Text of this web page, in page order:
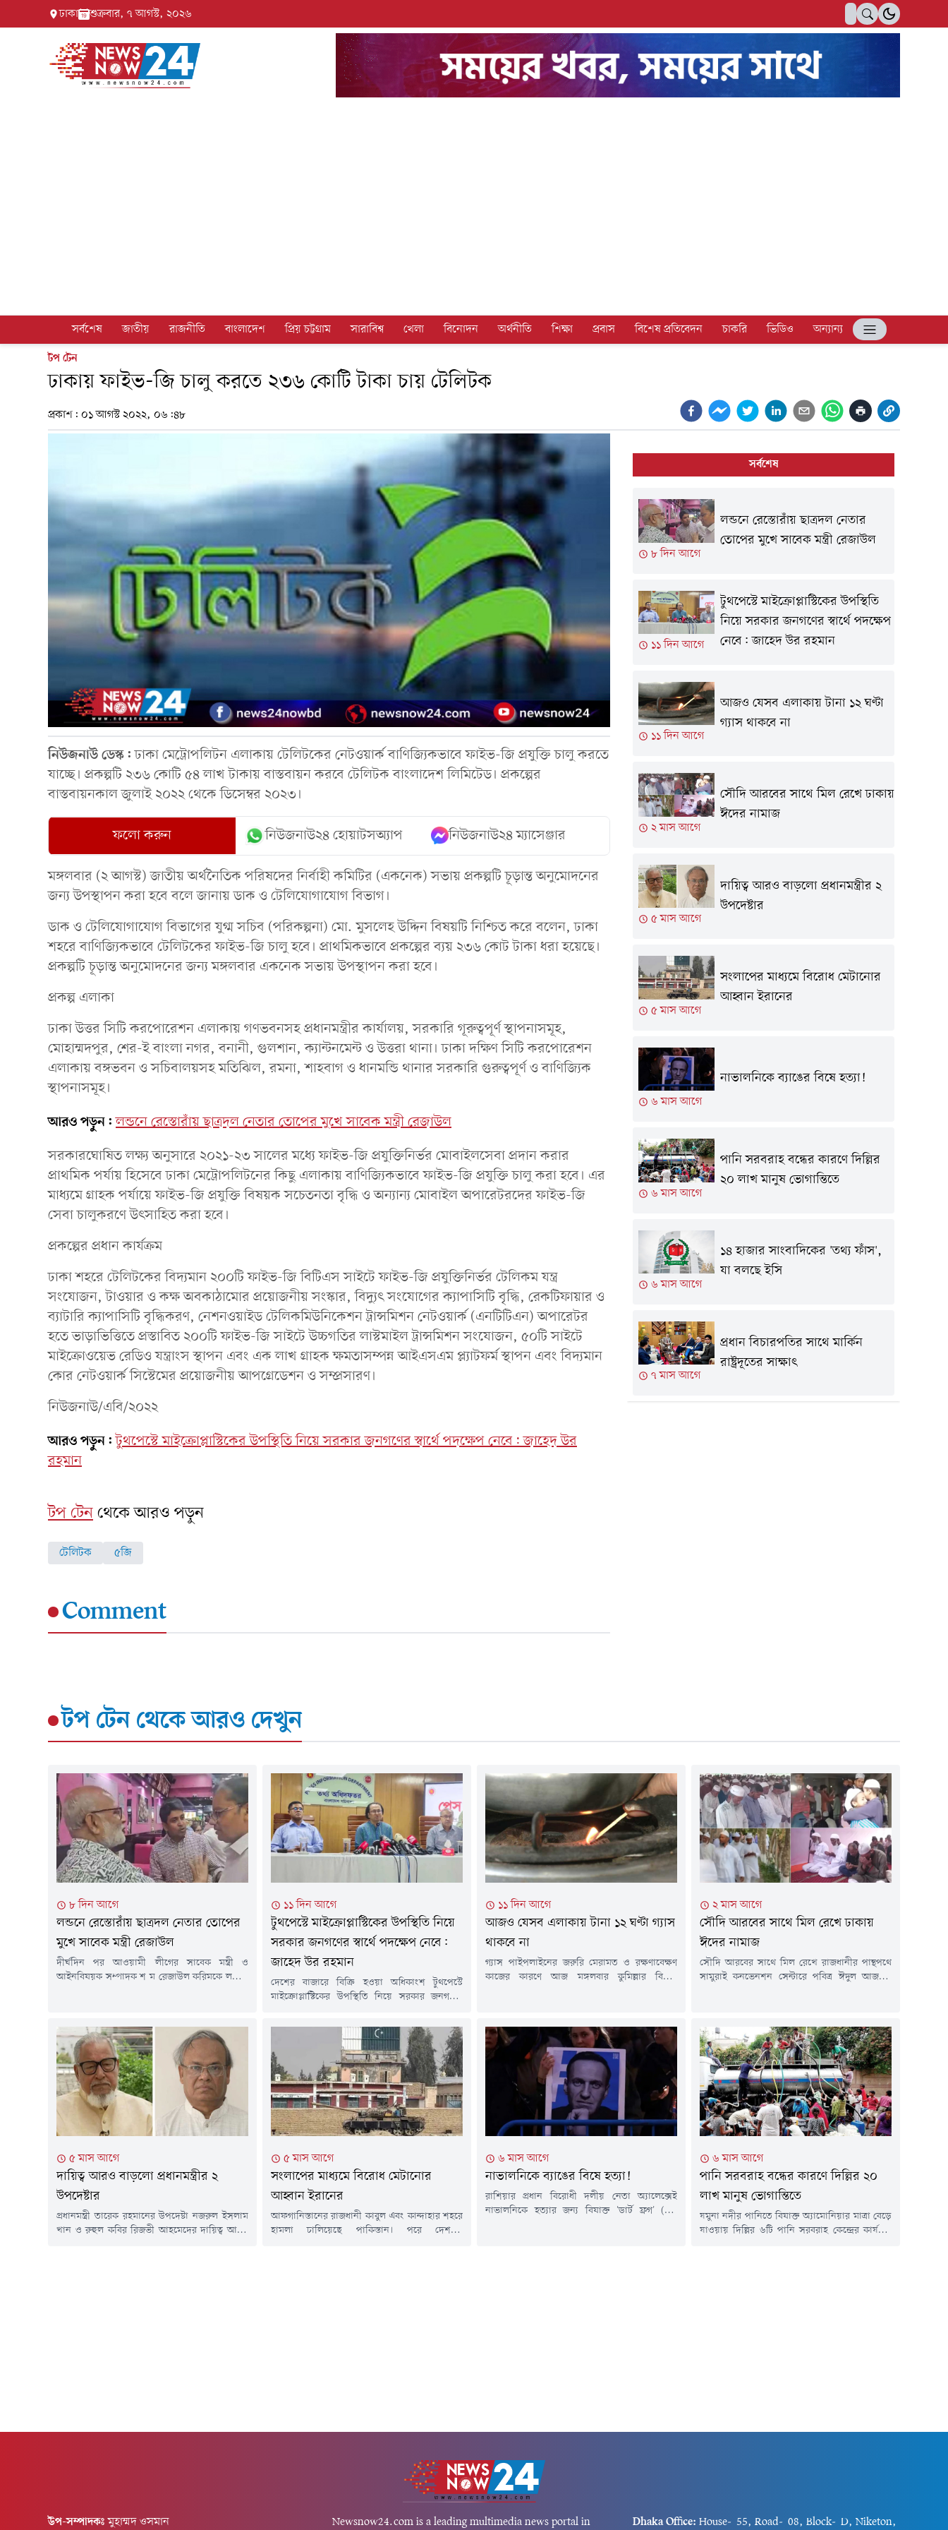
ঢাকা শুক্রবার, ৭ আগস্ট, ২০২৬
সর্বশেষ জাতীয় রাজনীতি বাংলাদেশ প্রিয় চট্টগ্রাম সারাবিশ্ব খেলা বিনোদন অর্থনীতি শিক্ষা প্রবাস বিশেষ প্রতিবেদন চাকরি ভিডিও
অন্যান্য
টপ টেন
ঢাকায় ফাইভ-জি চালু করতে ২৩৬ কোটি টাকা চায় টেলিটক
প্রকাশ: ০১ আগস্ট ২০২২, ০৬:৪৮
নিউজনাউ ডেস্ক:ঢাকা মেট্রোপলিটন এলাকায় টেলিটকের নেটওয়ার্ক বাণিজ্যিকভাবে ফাইভ-জি প্রযুক্তি চালু করতে
যাচ্ছে। প্রকল্পটি ২৩৬ কোটি ৫৪ লাখ টাকায় বাস্তবায়ন করবে টেলিটক বাংলাদেশ লিমিটেড। প্রকল্পের
বাস্তবায়নকাল জুলাই ২০২২ থেকে ডিসেম্বর ২০২৩।
ফলো করুন নিউজনাউ২৪ হোয়াটসঅ্যাপ নিউজনাউ২৪ ম্যাসেঞ্জার
মঙ্গলবার (২ আগস্ট) জাতীয় অর্থনৈতিক পরিষদের নির্বাহী কমিটির (একনেক) সভায় প্রকল্পটি চূড়ান্ত অনুমোদনের
জন্য উপস্থাপন করা হবে বলে জানায় ডাক ও টেলিযোগাযোগ বিভাগ।
ডাক ও টেলিযোগাযোগ বিভাগের যুগ্ম সচিব (পরিকল্পনা) মো. মুসলেহ উদ্দিন বিষয়টি নিশ্চিত করে বলেন, ঢাকা
শহরে বাণিজ্যিকভাবে টেলিটকের ফাইভ-জি চালু হবে। প্রাথমিকভাবে প্রকল্পের ব্যয় ২৩৬ কোট টাকা ধরা হয়েছে।
প্রকল্পটি চূড়ান্ত অনুমোদনের জন্য মঙ্গলবার একনেক সভায় উপস্থাপন করা হবে।
প্রকল্প এলাকা
ঢাকা উত্তর সিটি করপোরেশন এলাকায় গণভবনসহ প্রধানমন্ত্রীর কার্যালয়, সরকারি গূরুত্বপূর্ণ স্থাপনাসমূহ,
মোহাম্মদপুর, শের-ই বাংলা নগর, বনানী, গুলশান, ক্যান্টনমেন্ট ও উত্তরা থানা। ঢাকা দক্ষিণ সিটি করপোরেশন
এলাকায় বঙ্গভবন ও সচিবালয়সহ মতিঝিল, রমনা, শাহবাগ ও ধানমন্ডি থানার সরকারি গুরুত্বপূর্ণ ও বাণিজ্যিক
স্থাপনাসমূহ।
আরও পড়ুন: লন্ডনে রেস্তোরাঁয় ছাত্রদল নেতার তোপের মুখে সাবেক মন্ত্রী রেজাউল
সরকারঘোষিত লক্ষ্য অনুসারে ২০২১-২৩ সালের মধ্যে ফাইভ-জি প্রযুক্তিনির্ভর মোবাইলসেবা প্রদান করার
প্রাথমিক পর্যায় হিসেবে ঢাকা মেট্রোপলিটনের কিছু এলাকায় বাণিজ্যিকভাবে ফাইভ-জি প্রযুক্তি চালু করা হবে। এর
মাধ্যমে গ্রাহক পর্যায়ে ফাইভ-জি প্রযুক্তি বিষয়ক সচেতনতা বৃদ্ধি ও অন্যান্য মোবাইল অপারেটরদের ফাইভ-জি
সেবা চালুকরণে উৎসাহিত করা হবে।
প্রকল্পের প্রধান কার্যক্রম
ঢাকা শহরে টেলিটকের বিদ্যমান ২০০টি ফাইভ-জি বিটিএস সাইটে ফাইভ-জি প্রযুক্তিনির্ভর টেলিকম যন্ত্র
সংযোজন, টাওয়ার ও কক্ষ অবকাঠামোর প্রয়োজনীয় সংস্কার, বিদ্যুৎ সংযোগের ক্যাপাসিটি বৃদ্ধি, রেকটিফায়ার ও
ব্যাটারি ক্যাপাসিটি বৃদ্ধিকরণ, নেশনওয়াইড টেলিকমিউনিকেশন ট্রান্সমিশন নেটওয়ার্ক (এনটিটিএন) অপারেটর
হতে ভাড়াভিত্তিতে প্রস্তাবিত ২০০টি ফাইভ-জি সাইটে উচ্চগতির লাস্টমাইল ট্রান্সমিশন সংযোজন, ৫০টি সাইটে
মাইক্রোওয়েভ রেডিও যন্ত্রাংস স্থাপন এবং এক লাখ গ্রাহক ক্ষমতাসম্পন্ন আইএসএম প্ল্যাটফর্ম স্থাপন এবং বিদ্যমান
কোর নেটওয়ার্ক সিস্টেমের প্রয়োজনীয় আপগ্রেডেশন ও সম্প্রসারণ।
নিউজনাউ/এবি/২০২২
আরও পড়ুন: টুথপেস্টে মাইক্রোপ্লাস্টিকের উপস্থিতি নিয়ে সরকার জনগণের স্বার্থে পদক্ষেপ নেবে: জাহেদ উর
রহমান
টপ টেনথেকে আরও পড়ুন
টেলিটক ৫জি
Comment
সর্বশেষ
৮ দিন আগে
লন্ডনে রেস্তোরাঁয় ছাত্রদল নেতার
তোপের মুখে সাবেক মন্ত্রী রেজাউল
১১ দিন আগে
টুথপেস্টে মাইক্রোপ্লাস্টিকের উপস্থিতি
নিয়ে সরকার জনগণের স্বার্থে পদক্ষেপ
নেবে: জাহেদ উর রহমান
১১ দিন আগে
আজও যেসব এলাকায় টানা ১২ ঘণ্টা
গ্যাস থাকবে না
২ মাস আগে
সৌদি আরবের সাথে মিল রেখে ঢাকায়
ঈদের নামাজ
৫ মাস আগে
দায়িত্ব আরও বাড়লো প্রধানমন্ত্রীর ২
উপদেষ্টার
৫ মাস আগে
সংলাপের মাধ্যমে বিরোধ মেটানোর
আহ্বান ইরানের
৬ মাস আগে
নাভালনিকে ব্যাঙের বিষে হত্যা!
৬ মাস আগে
পানি সরবরাহ বন্ধের কারণে দিল্লির
২০ লাখ মানুষ ভোগান্তিতে
৬ মাস আগে
১৪ হাজার সাংবাদিকের 'তথ্য ফাঁস',
যা বলছে ইসি
৭ মাস আগে
প্রধান বিচারপতির সাথে মার্কিন
রাষ্ট্রদূতের সাক্ষাৎ
টপ টেনথেকে আরও দেখুন
৮ দিন আগে
লন্ডনে রেস্তোরাঁয় ছাত্রদল নেতার তোপের
মুখে সাবেক মন্ত্রী রেজাউল
দীর্ঘদিন পর আওয়ামী লীগের সাবেক মন্ত্রী ও
আইনবিষয়ক সম্পাদক শ ম রেজাউল করিমকে লন্ডনে
রেজাউল করিম। এক ছাত্রদল নেতা তাকে উদ্দেশ করে
বলতে থাকেন, ১৭ বছর ধরে...
১১ দিন আগে
টুথপেস্টে মাইক্রোপ্লাস্টিকের উপস্থিতি নিয়ে
সরকার জনগণের স্বার্থে পদক্ষেপ নেবে:
জাহেদ উর রহমান
দেশের বাজারে বিক্রি হওয়া অধিকাংশ টুথপেস্টে
মাইক্রোপ্লাস্টিকের উপস্থিতি নিয়ে সরকার জনগণের
তথ্য ও সম্প্রচার উপদেষ্টা জাহেদ উর রহমান।মঙ্গলবার
(২৮ জুলাই) সচিবালয়ে সরকারের সাম্প্রতিক
কর্মকাণ্ডের তথ্য জানাতে আয়োজিত নিয়মিত সংবাদ
সম্মেলনে এক প্রশ্নের জবাবে এ কথা জানান তিনি।
দেশের বাজারে বিক্রি হওয়া বেশিরভাগ টুথপেস্টেই
মাইক্রোপ্লাস্টিকের উপস্থিতি...
১১ দিন আগে
আজও যেসব এলাকায় টানা ১২ ঘণ্টা গ্যাস
থাকবে না
গ্যাস পাইপলাইনের জরুরি মেরামত ও রক্ষণাবেক্ষণ
কাজের কারণে আজ মঙ্গলবার কুমিল্লার বিভিন্ন
ডিস্ট্রিবিউশন কোম্পানি লিমিটেডের আওতাধীন
এলাকায় পর্যায়ক্রমে এ রক্ষণাবেক্ষণ কাজ পরিচালিত
হবে। এ কারণে ২৮ জুলাই (মঙ্গলবার)...
২ মাস আগে
সৌদি আরবের সাথে মিল রেখে ঢাকায়
ঈদের নামাজ
সৌদি আরবের সাথে মিল রেখে রাজধানীর পান্থপথে
সামুরাই কনভেনশন সেন্টারে পবিত্র ঈদুল আজহার
এতে অংশ নেন কয়েকশ মুসল্লি।সৌদি আরবের সাথে
মিল রেখে রাজধানীর পান্থপথে সামুরাই কনভেনশন
সেন্টারে পবিত্র ঈদুল আজহার নামাজ অনুষ্ঠিত...
৫ মাস আগে
দায়িত্ব আরও বাড়লো প্রধানমন্ত্রীর ২
উপদেষ্টার
প্রধানমন্ত্রী তারেক রহমানের উপদেষ্টা নজরুল ইসলাম
খান ও রুহুল কবির রিজভী আহমেদের দায়িত্ব আরও
৫ মাস আগে
সংলাপের মাধ্যমে বিরোধ মেটানোর
আহ্বান ইরানের
আফগানিস্তানের রাজধানী কাবুল এবং কান্দাহার শহরে
হামলা চালিয়েছে পাকিস্তান। পরে দেশটির
৬ মাস আগে
নাভালনিকে ব্যাঙের বিষে হত্যা!
রাশিয়ার প্রধান বিরোধী দলীয় নেতা অ্যালেক্সেই
নাভালনিকে হত্যার জন্য বিষাক্ত 'ডার্ট ফ্রগ' (এক
৬ মাস আগে
পানি সরবরাহ বন্ধের কারণে দিল্লির ২০
লাখ মানুষ ভোগান্তিতে
যমুনা নদীর পানিতে বিষাক্ত অ্যামোনিয়ার মাত্রা বেড়ে
যাওয়ায় দিল্লির ৬টি পানি সরবরাহ কেন্দ্রের কার্যক্রম
উপ-সম্পাদকঃমুহাম্মদ ওসমান Newsnow24.com is a leading multimedia news portal in Dhaka Office: House-55, Road-08, Block-D, Niketon,